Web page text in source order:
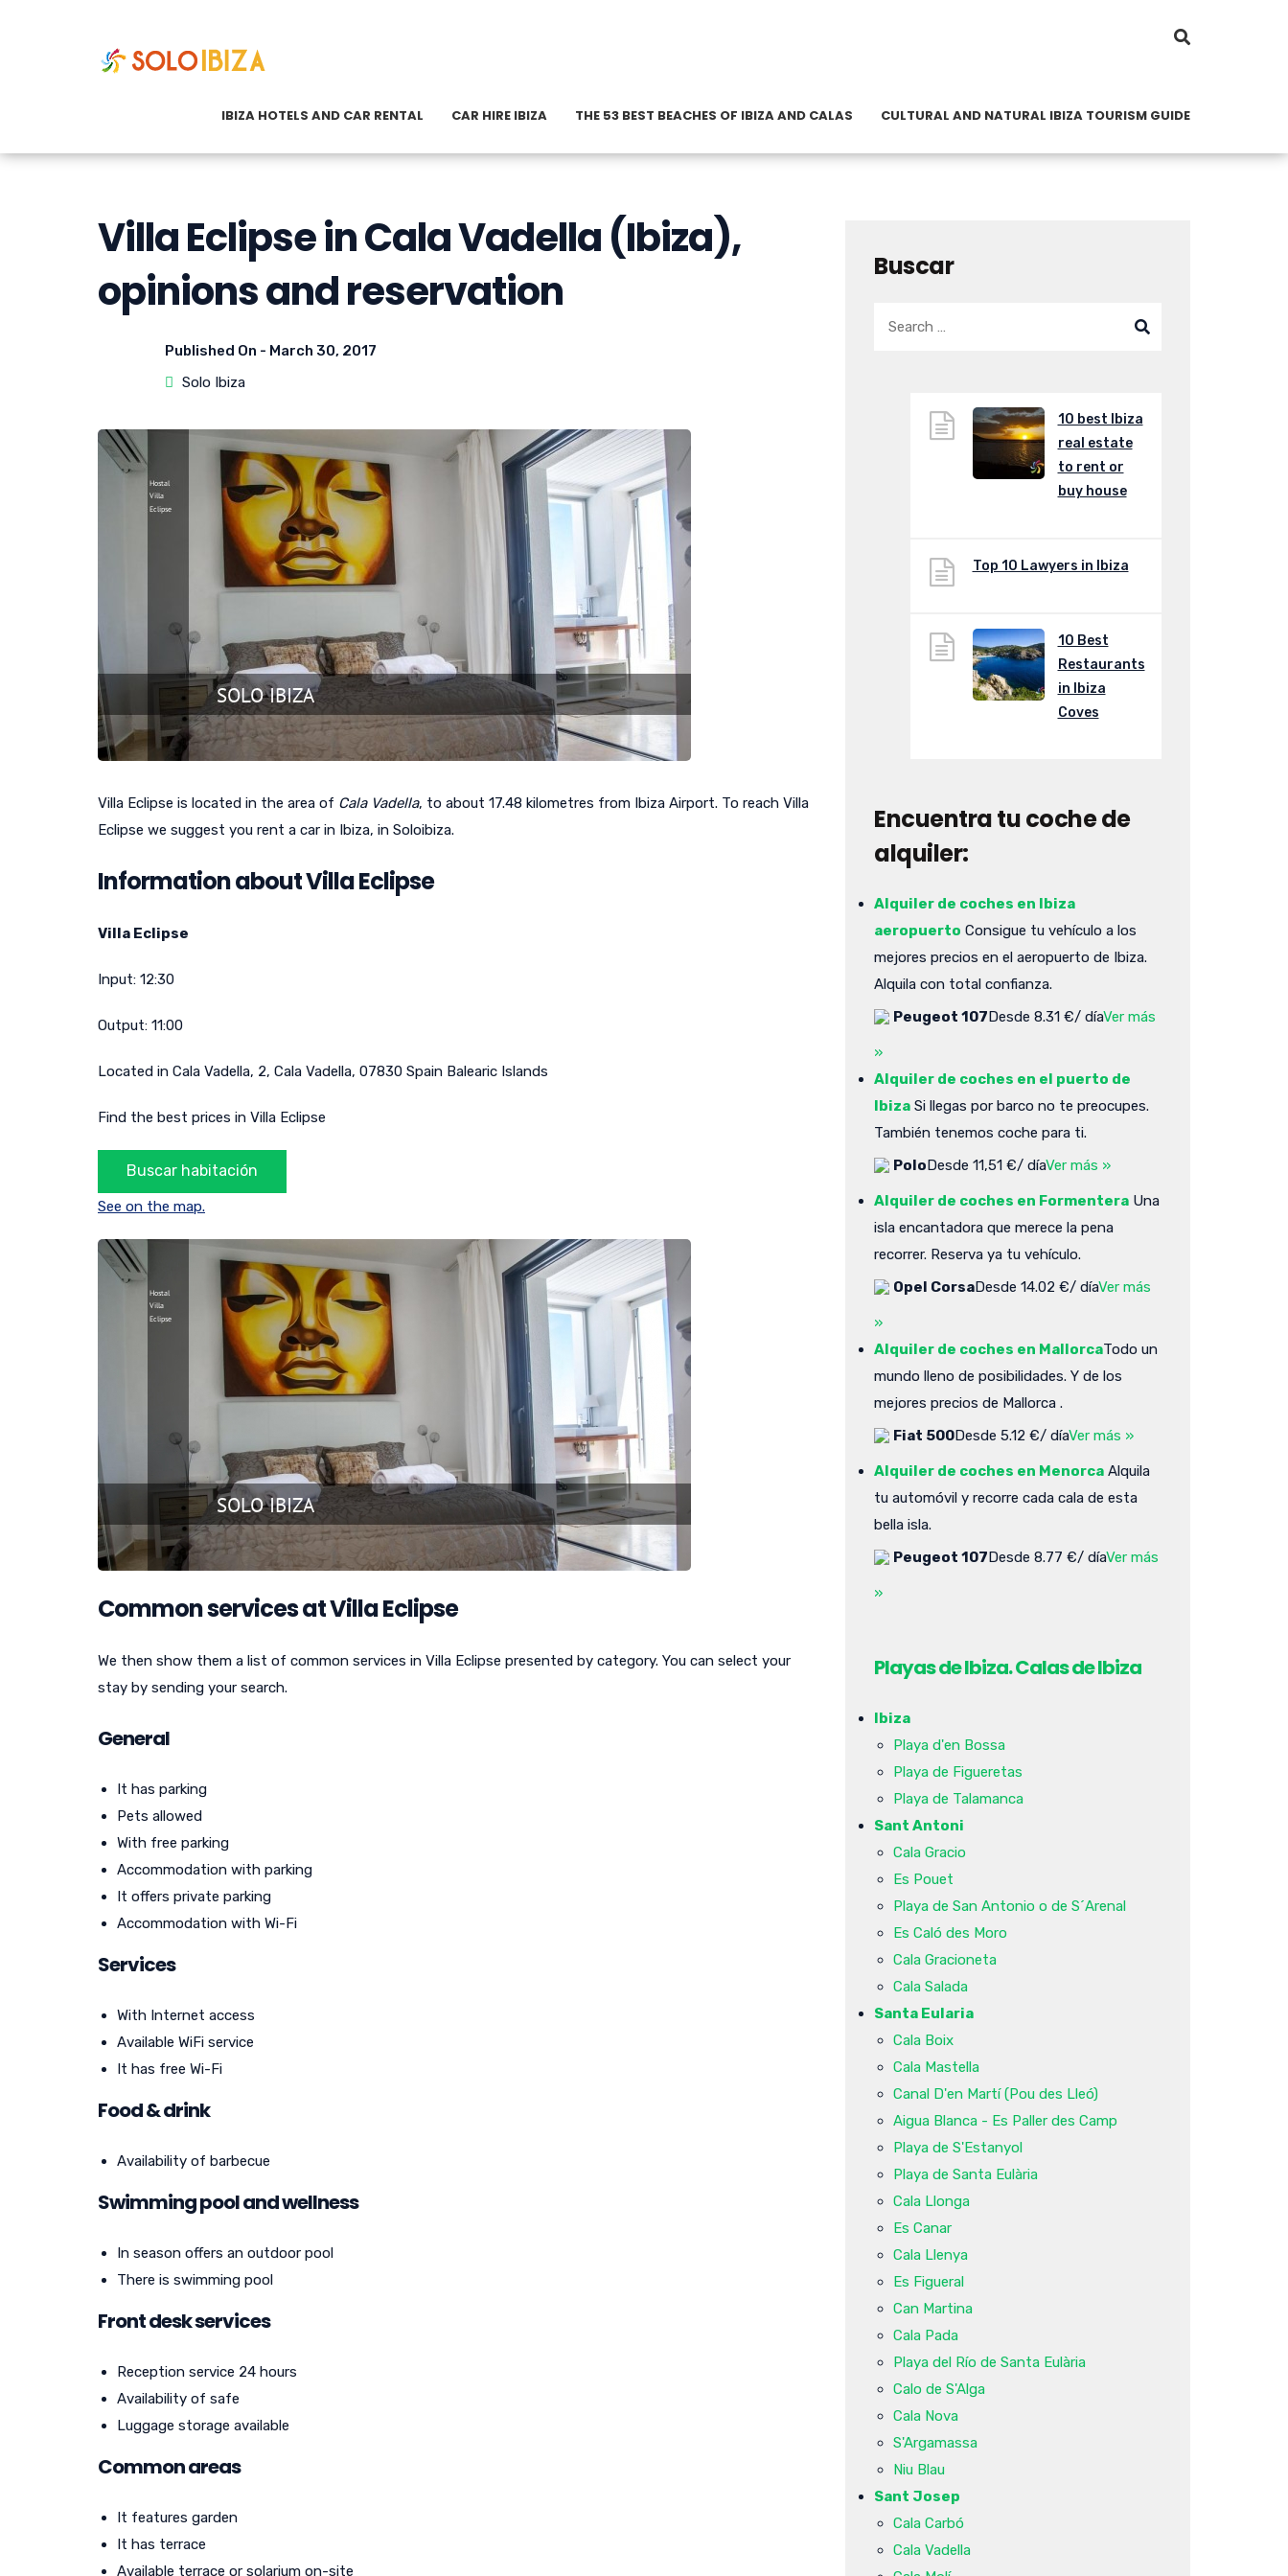
IBIZA HOTELS AND CAR RENTAL CAR HIRE IBIZA THE 53 BEST BEACHES OF IBIZA AND CALAS CULTURAL AND NATURAL IBIZA TOURISM GUIDE
Villa Eclipse in Cala Vadella (Ibiza),
opinions and reservation
Published On - March 30, 2017
Solo Ibiza
Villa Eclipse is located in the area of Cala Vadella, to about 17.48 kilometres from Ibiza Airport. To reach Villa
Eclipse we suggest you rent a car in Ibiza, in Soloibiza.
Information about Villa Eclipse
Villa Eclipse
Input: 12:30
Output: 11:00
Located in Cala Vadella, 2, Cala Vadella, 07830 Spain Balearic Islands
Find the best prices in Villa Eclipse
See on the map.
Common services at Villa Eclipse
We then show them a list of common services in Villa Eclipse presented by category. You can select your
stay by sending your search.
General
It has parking
Pets allowed
With free parking
Accommodation with parking
It offers private parking
Accommodation with Wi-Fi
Services
With Internet access
Available WiFi service
It has free Wi-Fi
Food & drink
Availability of barbecue
Swimming pool and wellness
In season offers an outdoor pool
There is swimming pool
Front desk services
Reception service 24 hours
Availability of safe
Luggage storage available
Common areas
It features garden
It has terrace
Available terrace or solarium on-site
Buscar
10 best Ibiza
real estate
to rent or
buy house
Top 10 Lawyers in Ibiza
10 Best
Restaurants
in Ibiza
Coves
Encuentra tu coche de
alquiler:
Alquiler de coches en Ibiza
aeropuerto Consigue tu vehículo a los
mejores precios en el aeropuerto de Ibiza.
Alquila con total confianza.
Peugeot 107Desde 8.31 €/ díaVer más
»
Alquiler de coches en el puerto de
Ibiza Si llegas por barco no te preocupes.
También tenemos coche para ti.
PoloDesde 11,51 €/ díaVer más »
Alquiler de coches en Formentera Una
isla encantadora que merece la pena
recorrer. Reserva ya tu vehículo.
Opel CorsaDesde 14.02 €/ díaVer más
»
Alquiler de coches en MallorcaTodo un
mundo lleno de posibilidades. Y de los
mejores precios de Mallorca .
Fiat 500Desde 5.12 €/ díaVer más »
Alquiler de coches en Menorca Alquila
tu automóvil y recorre cada cala de esta
bella isla.
Peugeot 107Desde 8.77 €/ díaVer más
»
Playas de Ibiza. Calas de Ibiza
Ibiza
Playa d'en Bossa
Playa de Figueretas
Playa de Talamanca
Sant Antoni
Cala Gracio
Es Pouet
Playa de San Antonio o de S´Arenal
Es Caló des Moro
Cala Gracioneta
Cala Salada
Santa Eularia
Cala Boix
Cala Mastella
Canal D'en Martí (Pou des Lleó)
Aigua Blanca - Es Paller des Camp
Playa de S'Estanyol
Playa de Santa Eulària
Cala Llonga
Es Canar
Cala Llenya
Es Figueral
Can Martina
Cala Pada
Playa del Río de Santa Eulària
Calo de S'Alga
Cala Nova
S'Argamassa
Niu Blau
Sant Josep
Cala Carbó
Cala Vadella